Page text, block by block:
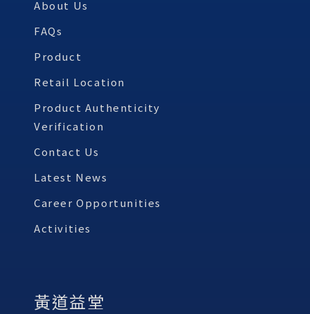
About Us
FAQs
Product
Retail Location
Product Authenticity
Verification
Contact Us
Latest News
Career Opportunities
Activities
黃道益堂